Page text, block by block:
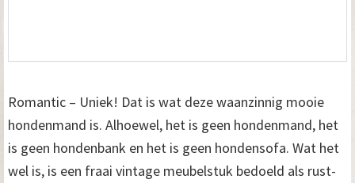
Romantic – Uniek! Dat is wat deze waanzinnig mooie
hondenmand is. Alhoewel, het is geen hondenmand, het
is geen hondenbank en het is geen hondensofa. Wat het
wel is, is een fraai vintage meubelstuk bedoeld als rust-